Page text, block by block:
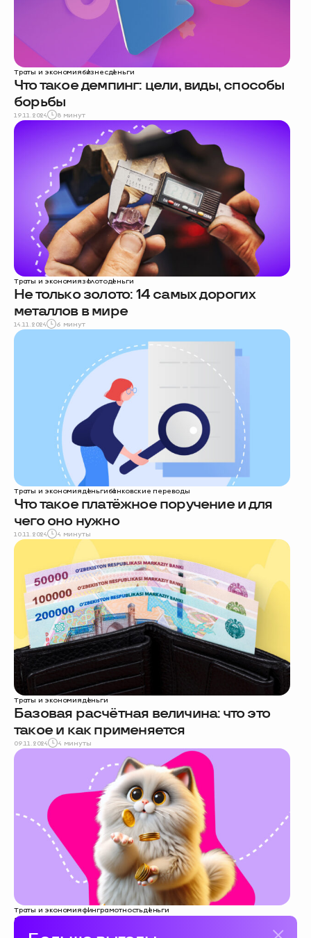
Траты и экономиябизнесденьги
Что такое демпинг: цели, виды, способы
борьбы
19.11.2024 8 минут
Траты и экономиязолотоденьги
Не только золото: 14 самых дорогих
металлов в мире
14.11.2024 6 минут
Траты и экономияденьгибанковские переводы
Что такое платёжное поручение и для
чего оно нужно
10.11.2024 4 минуты
Траты и экономияденьги
Базовая расчётная величина: что это
такое и как применяется
09.11.2024 4 минуты
Траты и экономияфинграмотностьденьги
Что такое доход простыми словами: его